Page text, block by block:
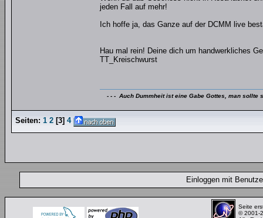
jeden Fall auf mehr!
Ich hoffe ja, das Ganze auf der DCMM live
Hau mal rein! Deine dich um handwerkliches
TT_Kreischwurst
- - - Auch Dummheit ist eine Gabe Gottes, man sollte
Seiten: 1 2 [3] 4
Einloggen mit
Seite
© 2001-